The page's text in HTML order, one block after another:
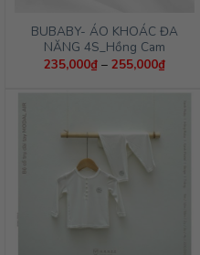
BUBABY- ÁO KHOÁC ĐA
NĂNG 4S_Hồng Cam
235,000₫ – 255,000₫Khoảng